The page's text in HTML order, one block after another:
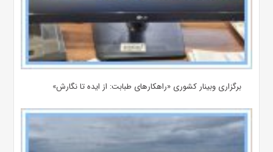
برگزاری وبینار کشوری «راهکارهای طبابت: از ایده تا نگارش»